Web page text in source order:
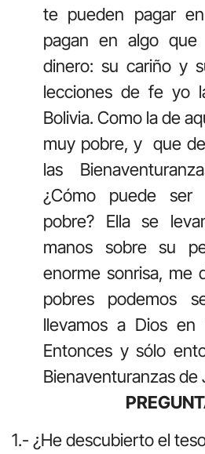
te pueden pagar
pagan en algo
dinero: su cariño y
lecciones de fe yo
Bolivia. Como la de
muy pobre, y que
las
¿Cómo puede
pobre? Ella se
manos sobre su
enorme sonrisa, me
pobres podemos
llevamos a Dios en
Entonces y sólo
Bienaventuranzas de
1.- ¿He descubierto el